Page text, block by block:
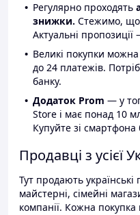
Регулярно проходять
знижки. Стежимо,
Актуальні пропозиції
Великі покупки можна
до 24 платежів.
банку.
Додаток Prom — у
Store і має понад 10
Купуйте зі смартфона
Продавці з усієї
Тут продають
майстерні, сімейні
компанії. Кожна покупка